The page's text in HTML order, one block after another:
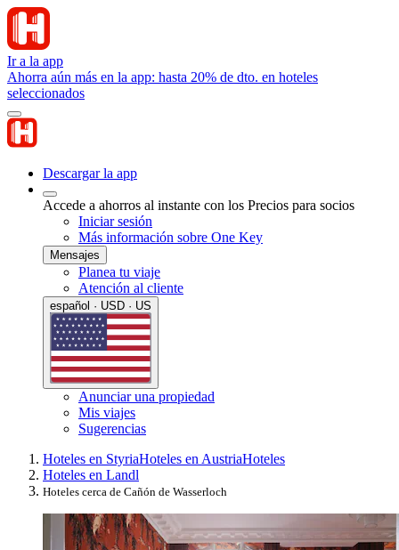
Ir a la app
Ahorra aún más en la app: hasta 20% de dto. en hoteles
seleccionados
Descargar la app
Accede a ahorros al instante con los Precios para socios
Iniciar sesión
Más información sobre One Key
Mensajes
Planea tu viaje
Atención al cliente
español · USD · US
Anunciar una propiedad
Mis viajes
Sugerencias
Hoteles en StyriaHoteles en AustriaHoteles
Hoteles en Landl
Hoteles cerca de Cañón de Wasserloch